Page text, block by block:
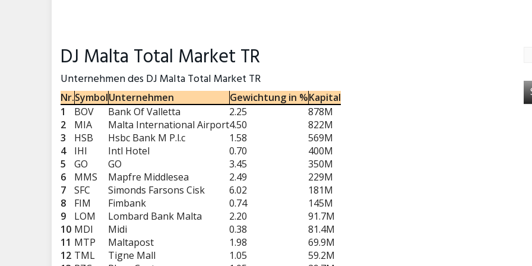
DJ Malta Total Market TR
Unternehmen des DJ Malta Total Market TR
Nr.SymbolUnternehmen Gewichtung in %Kapital
1
BOV Bank Of Valletta 2.25
878M
2
MIA Malta International Airport4.50
822M
3
HSB Hsbc Bank M P.l.c 1.58
569M
4
IHI Intl Hotel 0.70
400M
5
GO GO 3.45
350M
6
MMS Mapfre Middlesea 2.49
229M
7
SFC Simonds Farsons Cisk 6.02
181M
8
FIM Fimbank 0.74
145M
9
LOM Lombard Bank Malta 2.20
91.7M
10 MDI Midi 0.38
81.4M
11 MTP Maltapost 1.98
69.9M
12 TML Tigne Mall 1.05
59.2M